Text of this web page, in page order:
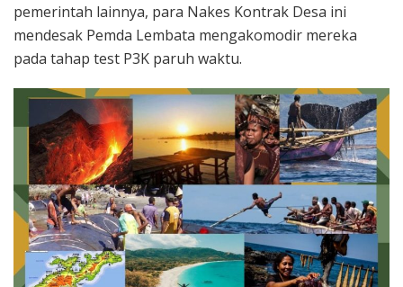
pemerintah lainnya, para Nakes Kontrak Desa ini
mendesak Pemda Lembata mengakomodir mereka
pada tahap test P3K paruh waktu.